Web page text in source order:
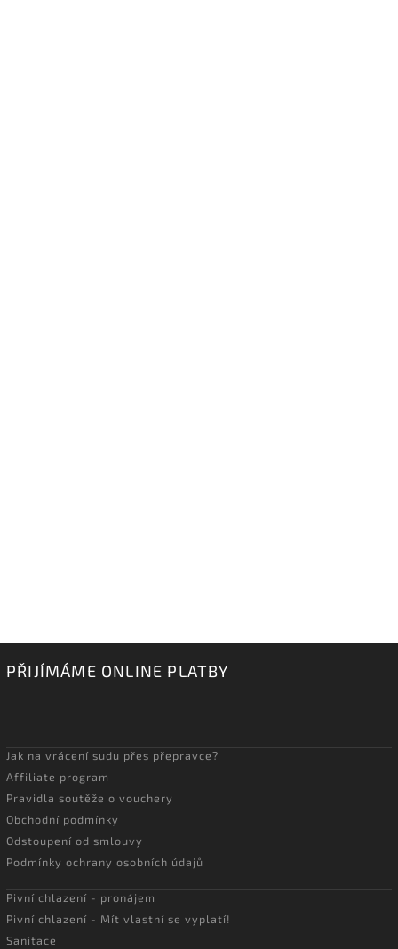
PŘIJÍMÁME ONLINE PLATBY
Jak na vrácení sudu přes přepravce?
Affiliate program
Pravidla soutěže o vouchery
Obchodní podmínky
Odstoupení od smlouvy
Podmínky ochrany osobních údajů
Pivní chlazení - pronájem
Pivní chlazení - Mít vlastní se vyplatí!
Sanitace